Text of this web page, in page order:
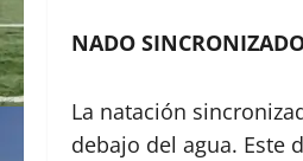
NADO
La natación
debajo del agua. Este